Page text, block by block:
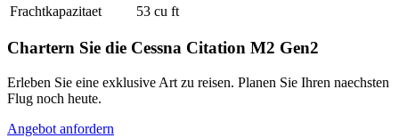
Frachtkapazitaet
53 cu ft
Chartern Sie die Cessna Citation M2 Gen2
Erleben Sie eine exklusive Art zu reisen. Planen Sie Ihren naechsten
Flug noch heute.
Angebot anfordern